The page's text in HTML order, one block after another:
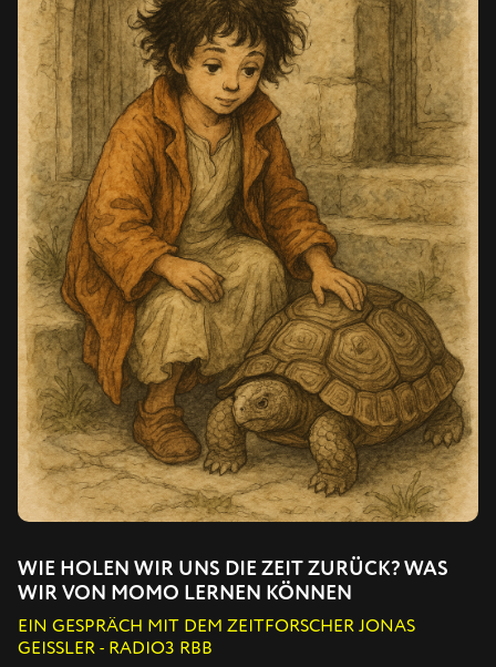
WIE HOLEN WIR UNS DIE ZEIT ZURÜCK? WAS
WIR VON MOMO LERNEN KÖNNEN
EIN GESPRÄCH MIT DEM ZEITFORSCHER JONAS
GEISSLER - RADIO3 RBB